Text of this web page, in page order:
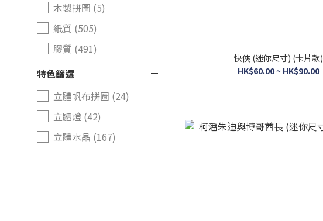
木製拼圖 (5)
紙質 (505)
膠質 (491)
特色篩選
立體帆布拼圖 (24)
立體燈 (42)
立體水晶 (167)
快俠 (迷你尺寸) (卡片款)
HK$60.00 ~ HK$90.00